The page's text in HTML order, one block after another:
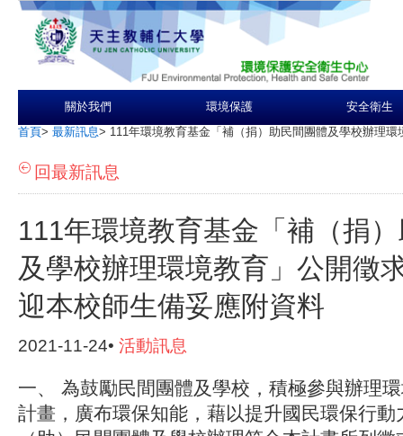
關於我們 環境保護 安全衛生
首頁> 最新訊息> 111年環境教育基金「補（捐）助民間團體及學校辦理
回最新訊息
111年環境教育基金「補（捐
及學校辦理環境教育」公開徵
迎本校師生備妥應附資料
2021-11-24• 活動訊息
一、 為鼓勵民間團體及學校，積極參與辦理
計畫，廣布環保知能，藉以提升國民環保行動